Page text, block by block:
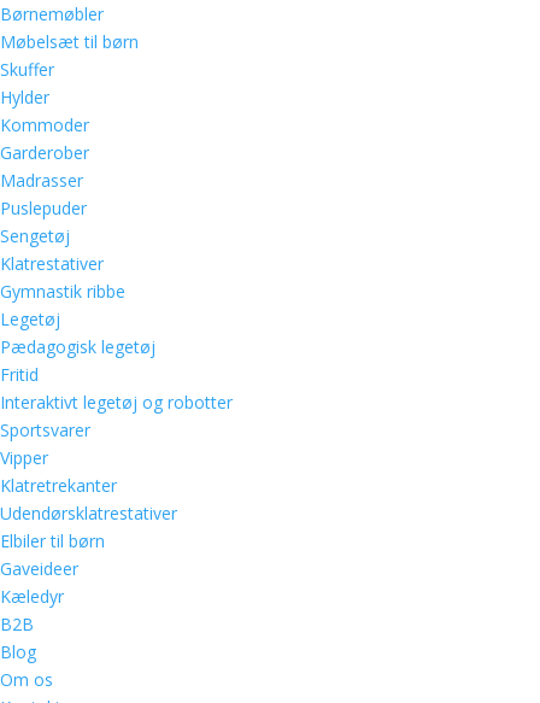
Børnemøbler
Møbelsæt til børn
Skuffer
Hylder
Kommoder
Garderober
Madrasser
Puslepuder
Sengetøj
Klatrestativer
Gymnastik ribbe
Legetøj
Pædagogisk legetøj
Fritid
Interaktivt legetøj og robotter
Sportsvarer
Vipper
Klatretrekanter
Udendørsklatrestativer
Elbiler til børn
Gaveideer
Kæledyr
B2B
Blog
Om os